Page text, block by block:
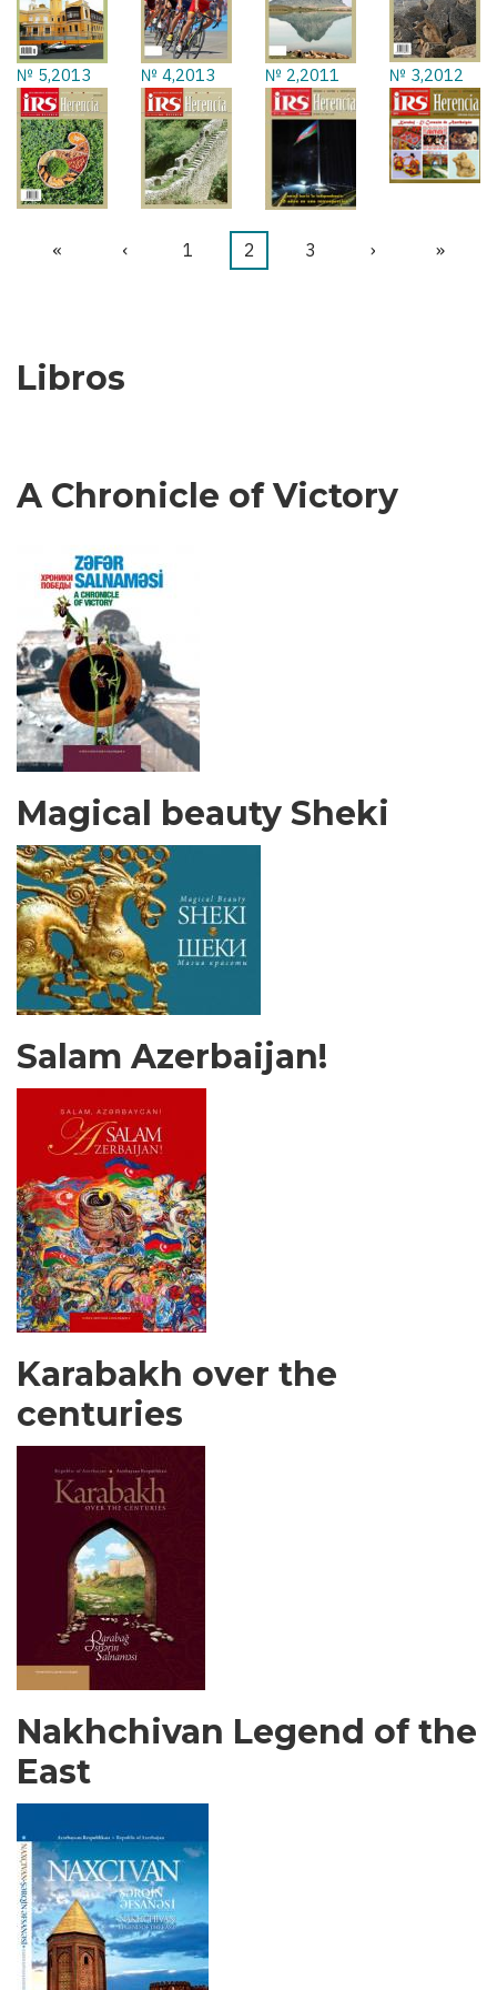
№ 5,2013 № 4,2013 № 2,2011 № 3,2012
Primera
«
Página
‹ Página
1
Página
2 Página
3
Siguiente
›
Última
»
Libros
A Chronicle of Victory
Magical beauty Sheki
Salam Azerbaijan!
Karabakh over the
centuries
Nakhchivan Legend of the
East